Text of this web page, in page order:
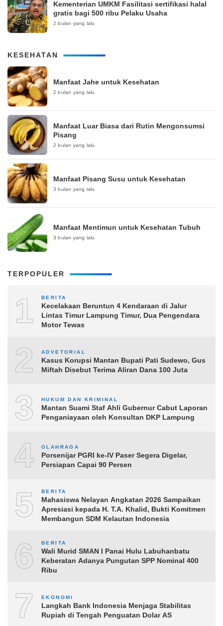
Kementerian UMKM Fasilitasi sertifikasi halal
gratis bagi 500 ribu Pelaku Usaha
2 bulan yang lalu
KESEHATAN
Manfaat Jahe untuk Kesehatan
2 bulan yang lalu
Manfaat Luar Biasa dari Rutin Mengonsumsi
Pisang
2 bulan yang lalu
Manfaat Pisang Susu untuk Kesehatan
3 bulan yang lalu
Manfaat Mentimun untuk Kesehatan Tubuh
3 bulan yang lalu
TERPOPULER
1 BERITA
Kecelakaan Beruntun 4 Kendaraan di Jalur
Lintas Timur Lampung Timur, Dua Pengendara
Motor Tewas
2 ADVETORIAL
Kasus Korupsi Mantan Bupati Pati Sudewo, Gus
Miftah Disebut Terima Aliran Dana 100 Juta
3 HUKUM DAN KRIMINAL
Mantan Suami Staf Ahli Gubernur Cabut Laporan
Penganiayaan oleh Konsultan DKP Lampung
4 OLAHRAGA
Porsenijar PGRI ke-IV Paser Segera Digelar,
Persiapan Capai 90 Persen
5 BERITA
Mahasiswa Nelayan Angkatan 2026 Sampaikan
Apresiasi kepada H. T.A. Khalid, Bukti Komitmen
Membangun SDM Kelautan Indonesia
6 BERITA
Wali Murid SMAN I Panai Hulu Labuhanbatu
Keberatan Adanya Pungutan SPP Nominal 400
Ribu
7 EKONOMI
Langkah Bank Indonesia Menjaga Stabilitas
Rupiah di Tengah Penguatan Dolar AS